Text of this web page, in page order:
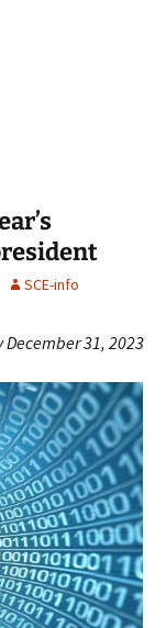
sur le climat
SCE-info
31, 2023